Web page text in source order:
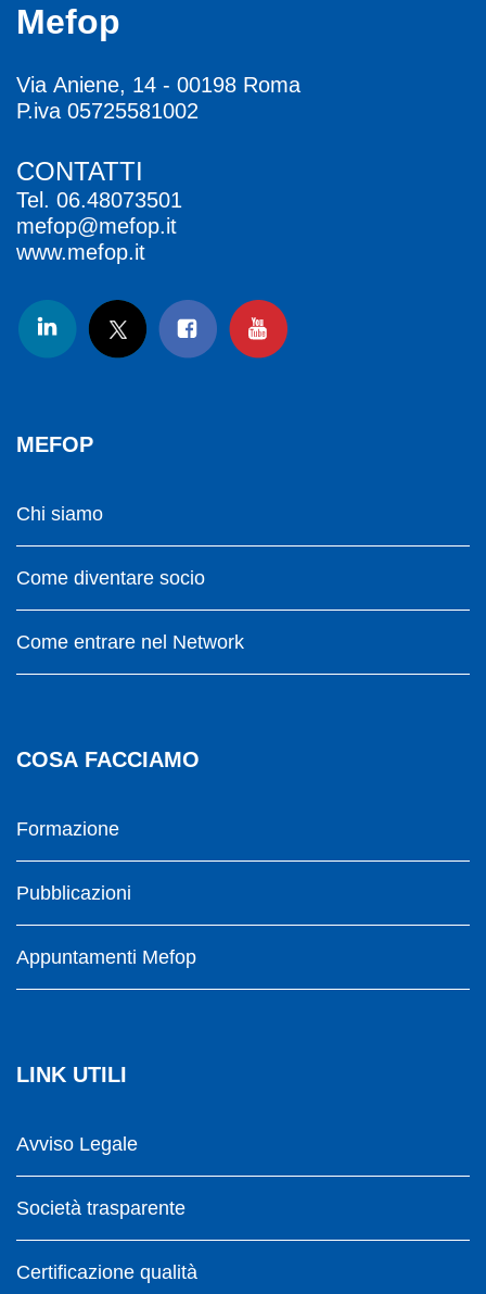
Mefop
Via Aniene, 14 - 00198 Roma
P.iva 05725581002
CONTATTI
Tel. 06.48073501
mefop@mefop.it
www.mefop.it
MEFOP
Chi siamo
Come diventare socio
Come entrare nel Network
COSA FACCIAMO
Formazione
Pubblicazioni
Appuntamenti Mefop
LINK UTILI
Avviso Legale
Società trasparente
Certificazione qualità